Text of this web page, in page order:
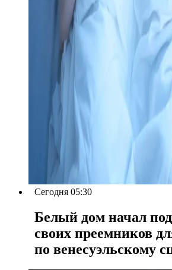
Сегодня 05:30
Белый дом начал
своих преемников
по венесуэльскому